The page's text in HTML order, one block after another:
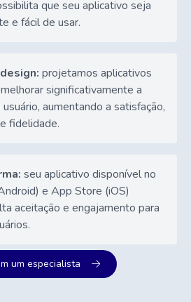
que seu aplicativo seja
e fácil de usar.
projetamos aplicativos
significativamente a
aumentando a satisfação,
fidelidade.
seu aplicativo disponível no
e App Store (iOS)
aceitação e engajamento para
um especialista